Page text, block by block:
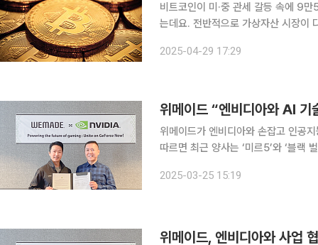
비트코인이 미·중 관세 갈등 속에 9
는데요. 전반적으로 가상자산 시장이 다시금 활황을 띄는
2025-04-29 17:29
위메이드 “엔비디아와 AI
위메이드가 엔비디아와 손잡고 인공지능(AI)
따르면 최근 양사는 ‘미르5’와 ‘블랙
세계를 구축해 더 높은 몰입감을 제공
2025-03-25 15:19
위메이드, 엔비디아와 사업